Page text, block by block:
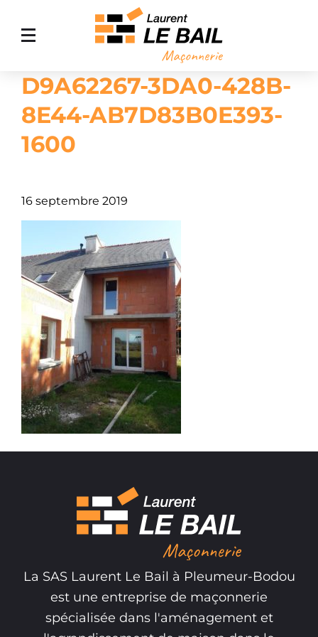
ACCUEIL
MAÇONNERIE GÉNÉRALE
NOS RÉALISATIONS
D9A62267-3DA0-428B-
8E44-AB7D83B0E393-
1600
16 septembre 2019
La SAS Laurent Le Bail à Pleumeur-Bodou
est une entreprise de maçonnerie
spécialisée dans l'aménagement et